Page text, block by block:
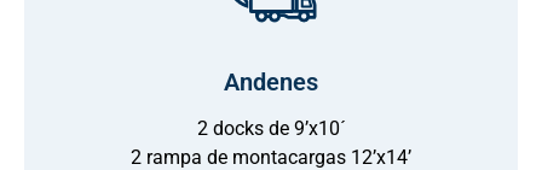
Andenes
2 docks de 9’x10´
2 rampa de montacargas 12’x14’